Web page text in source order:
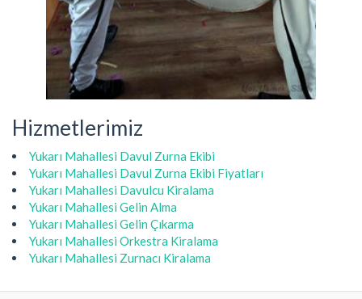
Hizmetlerimiz
Yukarı Mahallesi Davul Zurna Ekibi
Yukarı Mahallesi Davul Zurna Ekibi Fiyatları
Yukarı Mahallesi Davulcu Kiralama
Yukarı Mahallesi Gelin Alma
Yukarı Mahallesi Gelin Çıkarma
Yukarı Mahallesi Orkestra Kiralama
Yukarı Mahallesi Zurnacı Kiralama